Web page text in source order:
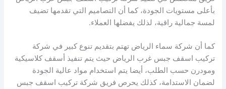
بأعلى مستويات الجودة، كما أن التصاميم التي تقدمها تضيف
لمسة جمالية راقية، لذلك يفضلها العملاء.
كما أن شركة سماء الرياض تهتم بتقديم تنوع كبير في شركة
تركيب اسقف جبس غرب الرياض حيث يتم تنفيذ أسقف كلاسيكية
ومودرن حسب الطلب، أيضا يتم استخدام مواد عالية الجودة
لضمان الاستدامة، كذلك يحرص فريق شركة تركيب اسقف جبس